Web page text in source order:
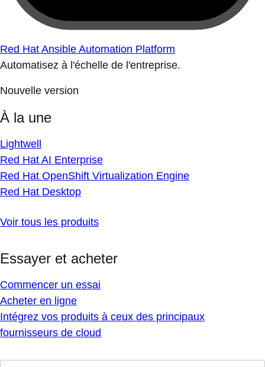
Red Hat Ansible Automation Platform
Automatisez à l'échelle de l'entreprise.
Nouvelle version
À la une
Lightwell
Red Hat AI Enterprise
Red Hat OpenShift Virtualization Engine
Red Hat Desktop
Voir tous les produits
Essayer et acheter
Commencer un essai
Acheter en ligne
Intégrez vos produits à ceux des principaux
fournisseurs de cloud